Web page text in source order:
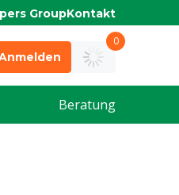
GroupKontakt
0
Beratung